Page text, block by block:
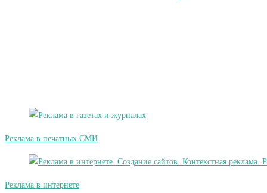
Реклама в печатных СМИ
Реклама в интернете